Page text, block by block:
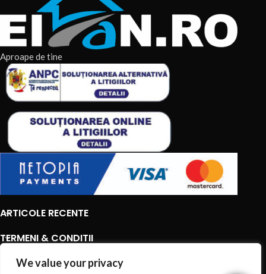
We value your privacy
Aproape de tine
ARTICOLE RECENTE
TERMENI & CONDITII
CATEGORII DE PRODUSE